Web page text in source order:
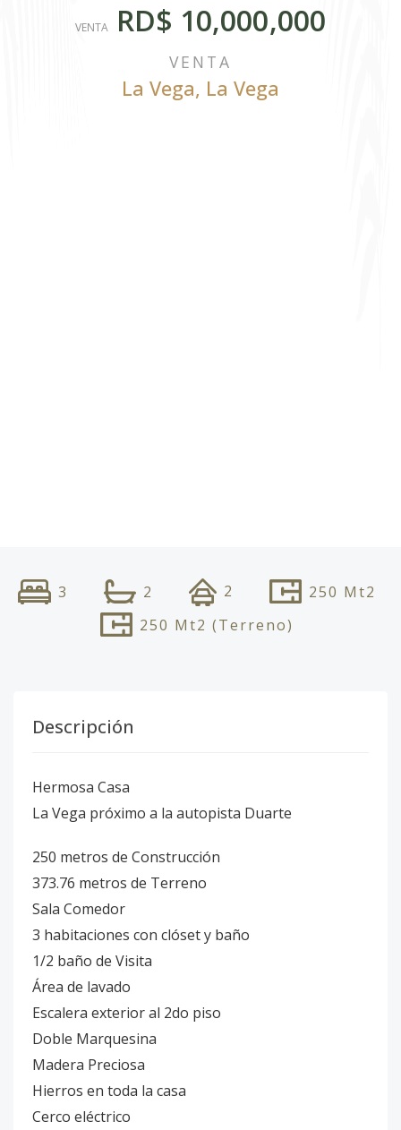
VENTA RD$ 10,000,000
VENTA
La Vega, La Vega
3 2 2 250 Mt2
250 Mt2 (Terreno)
Descripción
Hermosa Casa
La Vega próximo a la autopista Duarte
250 metros de Construcción
373.76 metros de Terreno
Sala Comedor
3 habitaciones con clóset y baño
1/2 baño de Visita
Área de lavado
Escalera exterior al 2do piso
Doble Marquesina
Madera Preciosa
Hierros en toda la casa
Cerco eléctrico